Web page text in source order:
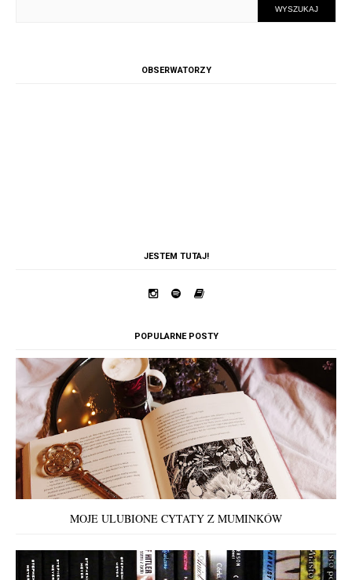
OBSERWATORZY
JESTEM TUTAJ!
POPULARNE POSTY
MOJE ULUBIONE CYTATY Z MUMINKÓW